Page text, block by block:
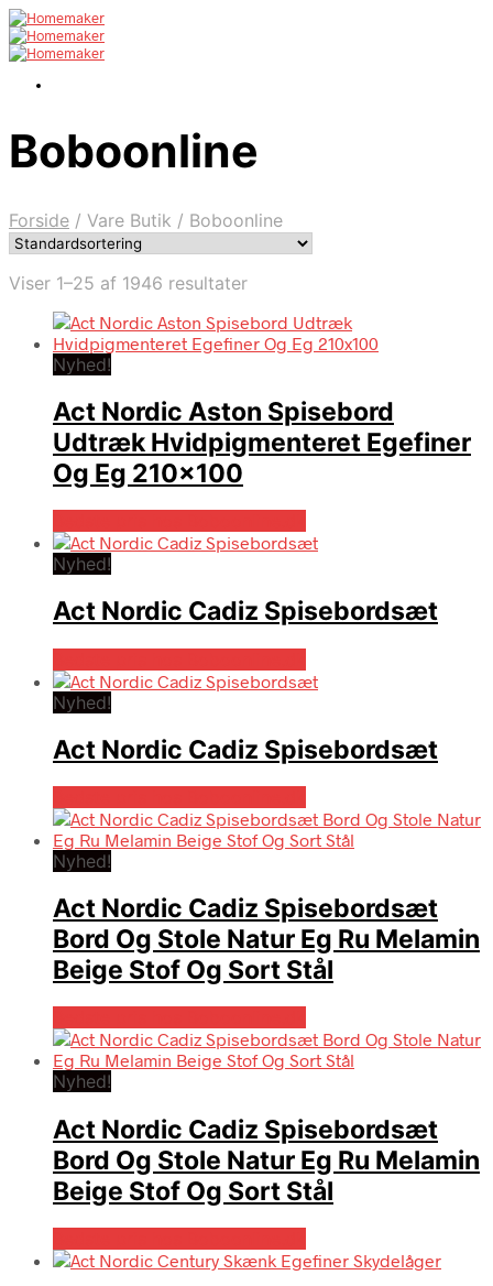
Boboonline
Forside / Vare Butik / Boboonline
Viser 1–25 af 1946 resultater
Nyhed!
Act Nordic Aston Spisebord
Udtræk Hvidpigmenteret Egefiner
Og Eg 210×100
Nyhed!
Act Nordic Cadiz Spisebordsæt
Nyhed!
Act Nordic Cadiz Spisebordsæt
Nyhed!
Act Nordic Cadiz Spisebordsæt
Bord Og Stole Natur Eg Ru Melamin
Beige Stof Og Sort Stål
Nyhed!
Act Nordic Cadiz Spisebordsæt
Bord Og Stole Natur Eg Ru Melamin
Beige Stof Og Sort Stål